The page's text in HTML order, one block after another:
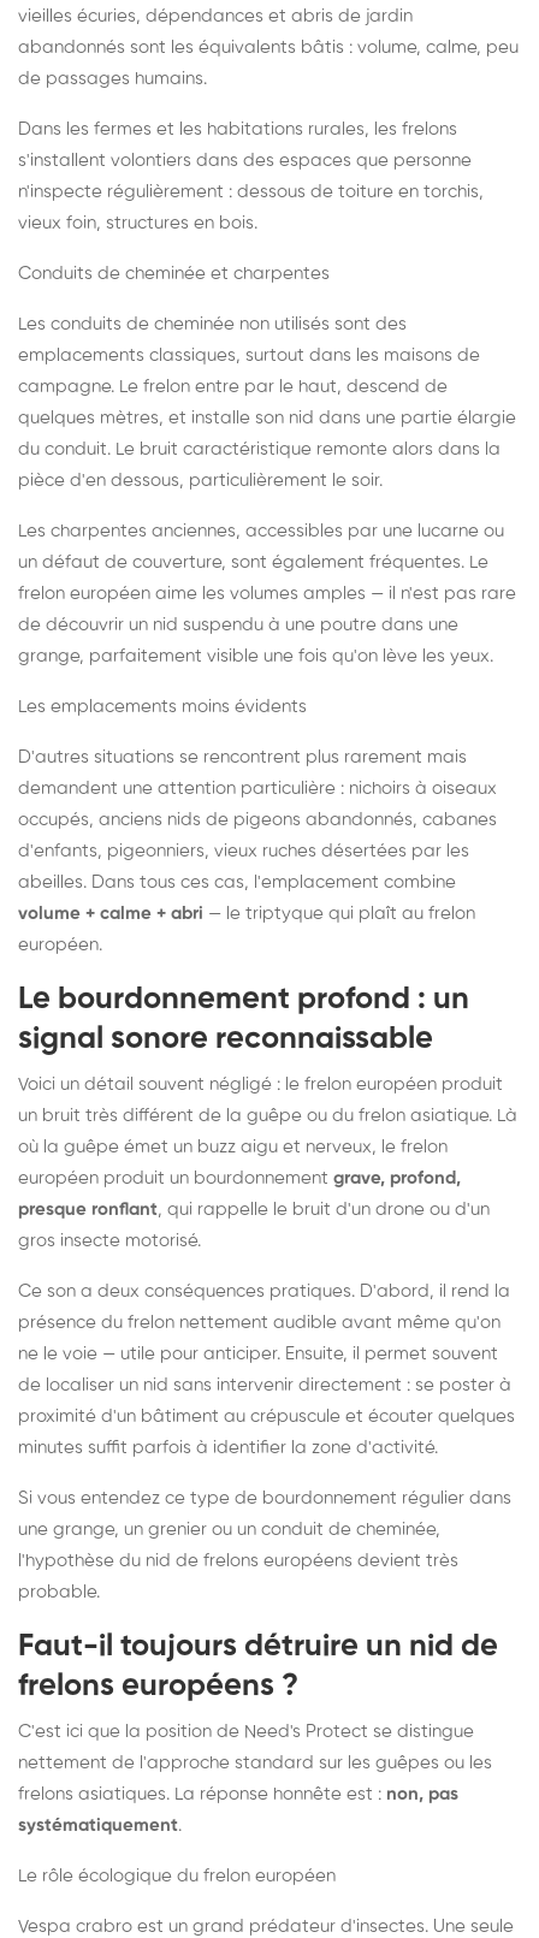
vieilles écuries, dépendances et abris de jardin
abandonnés sont les équivalents bâtis : volume, calme, peu
de passages humains.
Dans les fermes et les habitations rurales, les frelons
s'installent volontiers dans des espaces que personne
n'inspecte régulièrement : dessous de toiture en torchis,
vieux foin, structures en bois.
Conduits de cheminée et charpentes
Les conduits de cheminée non utilisés sont des
emplacements classiques, surtout dans les maisons de
campagne. Le frelon entre par le haut, descend de
quelques mètres, et installe son nid dans une partie élargie
du conduit. Le bruit caractéristique remonte alors dans la
pièce d'en dessous, particulièrement le soir.
Les charpentes anciennes, accessibles par une lucarne ou
un défaut de couverture, sont également fréquentes. Le
frelon européen aime les volumes amples — il n'est pas rare
de découvrir un nid suspendu à une poutre dans une
grange, parfaitement visible une fois qu'on lève les yeux.
Les emplacements moins évidents
D'autres situations se rencontrent plus rarement mais
demandent une attention particulière : nichoirs à oiseaux
occupés, anciens nids de pigeons abandonnés, cabanes
d'enfants, pigeonniers, vieux ruches désertées par les
abeilles. Dans tous ces cas, l'emplacement combine
volume + calme + abri — le triptyque qui plaît au frelon
européen.
Le bourdonnement profond : un
signal sonore reconnaissable
Voici un détail souvent négligé : le frelon européen produit
un bruit très différent de la guêpe ou du frelon asiatique. Là
où la guêpe émet un buzz aigu et nerveux, le frelon
européen produit un bourdonnement grave, profond,
presque ronflant, qui rappelle le bruit d'un drone ou d'un
gros insecte motorisé.
Ce son a deux conséquences pratiques. D'abord, il rend la
présence du frelon nettement audible avant même qu'on
ne le voie — utile pour anticiper. Ensuite, il permet souvent
de localiser un nid sans intervenir directement : se poster à
proximité d'un bâtiment au crépuscule et écouter quelques
minutes suffit parfois à identifier la zone d'activité.
Si vous entendez ce type de bourdonnement régulier dans
une grange, un grenier ou un conduit de cheminée,
l'hypothèse du nid de frelons européens devient très
probable.
Faut-il toujours détruire un nid de
frelons européens ?
C'est ici que la position de Need's Protect se distingue
nettement de l'approche standard sur les guêpes ou les
frelons asiatiques. La réponse honnête est : non, pas
systématiquement.
Le rôle écologique du frelon européen
Vespa crabro est un grand prédateur d'insectes. Une seule